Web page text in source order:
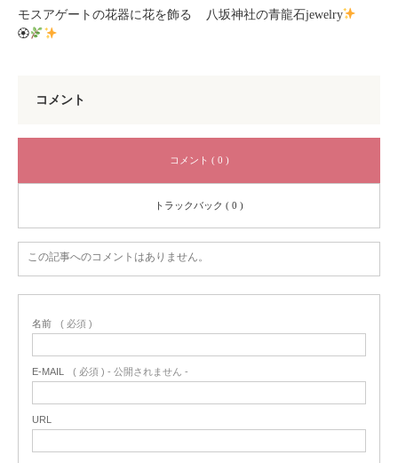
モスアゲートの花器に花を飾る
🏵
八坂神社の青龍石jewelry
コメント
コメント ( 0 )
トラックバック ( 0 )
この記事へのコメントはありません。
名前 ( 必須 )
E-MAIL ( 必須 ) - 公開されません -
URL